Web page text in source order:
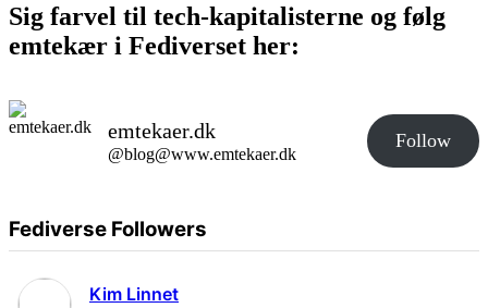
Sig farvel til tech-kapitalisterne og følg
emtekær i Fediverset her:
emtekaer.dk
@blog@www.emtekaer.dk
Follow
Fediverse Followers
Kim Linnet